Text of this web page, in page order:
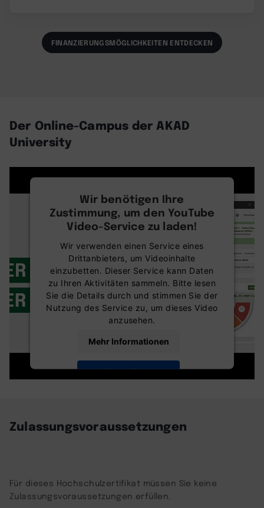
FINANZIERUNGSMÖGLICHKEITEN ENTDECKEN
Wir benötigen Ihre
Zustimmung, um den YouTube
Video-Service zu laden!
Wir verwenden einen Service eines
Drittanbieters, um Videoinhalte
einzubetten. Dieser Service kann Daten
zu Ihren Aktivitäten sammeln. Bitte lesen
Sie die Details durch und stimmen Sie der
Nutzung des Service zu, um dieses Video
anzusehen.
Mehr Informationen
Akzeptieren
Der Online-Campus der AKAD
University
Zulassungsvoraussetzungen
Für dieses Hochschulzertifikat müssen Sie keine
Zulassungsvoraussetzungen erfüllen.